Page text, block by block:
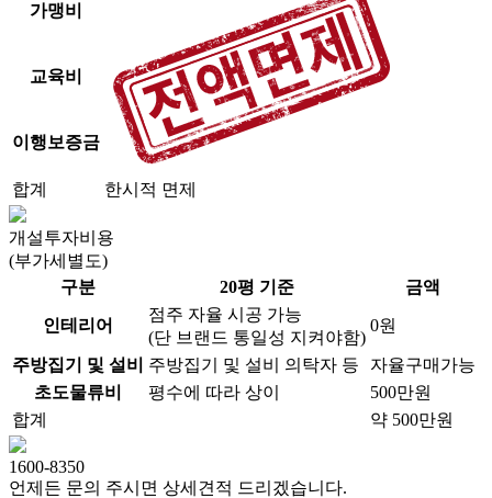
가맹비
교육비
이행보증금
합계 한시적 면제
개설투자비용
(부가세별도)
구분
20평 기준 금액
인테리어
점주 자율 시공 가능
(단 브랜드 통일성 지켜야함)
0원
주방집기 및 설비 주방집기 및 설비 의탁자 등
자율구매가능
초도물류비
평수에 따라 상이
500만원
합계
약 500만원
1600-8350
언제든 문의 주시면 상세견적 드리겠습니다.